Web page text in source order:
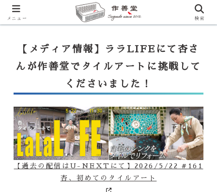
【ララLIFE】特注カウンター付シンク（40万円～）のお問合せはこ
一番下のフォームにご記入ください
【メディア情報】ララLIFEにて杏さ
んが作善堂でタイルアートに挑戦して
くださいました！
【過去の配信はU-NEXTにて】2026/5/22 #161
杏、初めてのタイルアート
メニュー 検索